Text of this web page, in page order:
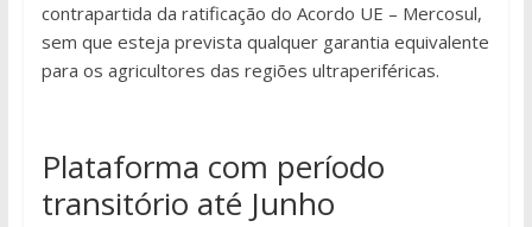
contrapartida da ratificação do Acordo UE – Mercosul,
sem que esteja prevista qualquer garantia equivalente
para os agricultores das regiões ultraperiféricas.
Plataforma com período
transitório até Junho